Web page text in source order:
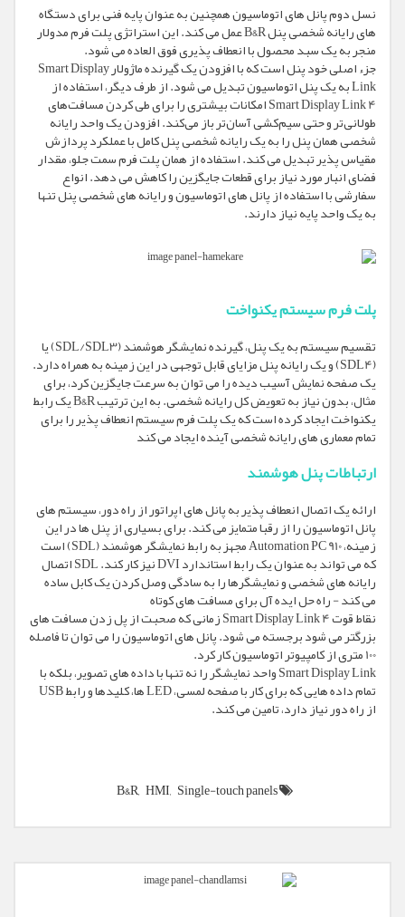
نسل دوم پانل های اتوماسیون همچنین به عنوان پایه فنی برای دستگاه
های رایانه شخصی پنل B&R عمل می کند. این استراتژی پلت فرم مدولار
منجر به یک سبد محصول با انعطاف پذیری فوق العاده می شود.
جزء اصلی خود پنل است که با افزودن یک گیرنده ماژولار Smart Display
Link به یک پنل اتوماسیون تبدیل می شود. از طرف دیگر، استفاده از
Smart Display Link 4 امکانات بیشتری را برای طی کردن مسافت‌های
طولانی‌تر و حتی سیم‌کشی آسان‌تر باز می‌کند. افزودن یک واحد رایانه
شخصی همان پنل را به یک رایانه شخصی پنل کامل با عملکرد پردازش
مقیاس پذیر تبدیل می کند. استفاده از همان پلت فرم سمت جلو، مقدار
فضای انبار مورد نیاز برای قطعات جایگزین را کاهش می دهد. انواع
سفارشی با استفاده از پانل های اتوماسیون و رایانه های شخصی پنل تنها
به یک واحد پایه نیاز دارند.
پلت فرم سیستم یکنواخت
تقسیم سیستم به یک پنل، گیرنده نمایشگر هوشمند (SDL/SDL3) یا
(SDL4) و یک رایانه پنل مزایای قابل توجهی در این زمینه به همراه دارد.
یک صفحه نمایش آسیب دیده را می توان به سرعت جایگزین کرد، برای
مثال، بدون نیاز به تعویض کل رایانه شخصی. به این ترتیب B&R یک رابط
یکنواخت ایجاد کرده است که یک پلت فرم سیستم انعطاف پذیر را برای
تمام معماری های رایانه شخصی آینده ایجاد می کند
ارتباطات پنل هوشمند
ارائه یک اتصال انعطاف پذیر به پانل های اپراتور از راه دور، سیستم های
پانل اتوماسیون را از رقبا متمایز می کند. برای بسیاری از پنل ها در این
زمینه، Automation PC 910 مجهز به رابط نمایشگر هوشمند (SDL) است
که می تواند به عنوان یک رابط استاندارد DVI نیز کار کند. SDL اتصال
رایانه های شخصی و نمایشگرها را به سادگی وصل کردن یک کابل ساده
می کند - راه حل ایده آل برای مسافت های کوتاه
نقاط قوت Smart Display Link 4 زمانی که صحبت از پل زدن مسافت های
بزرگتر می شود برجسته می شود. پانل های اتوماسیون را می توان تا فاصله
100 متری از کامپیوتر اتوماسیون کار کرد.
Smart Display Link واحد نمایشگر را نه تنها با داده های تصویر، بلکه با
تمام داده هایی که برای کار با صفحه لمسی، LED ها، کلیدها و رابط USB
از راه دور نیاز دارد، تامین می کند.
B&R, HMI, Single-touch panels